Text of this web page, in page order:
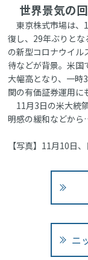
世界景気の
東京株式市場は、
復し、29年ぶりと
の新型コロナウイル
待などが背景。米国
大幅高となり、一時
関の有価証券運用に
11月3日の米大統
明感の緩和などか
【写真】11月10日
ニ